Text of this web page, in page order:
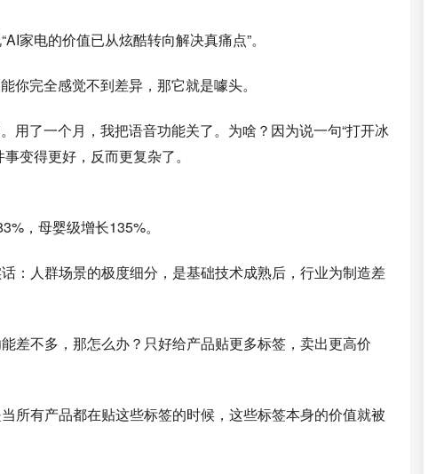
家电的价值已从炫酷转向解决真痛点”。
你完全感觉不到差异，那它就是噱头。
用了一个月，我把语音功能关了。为啥？因为说一句“打开冰
变得更好，反而更复杂了。
，母婴级增长135%。
：人群场景的极度细分，是基础技术成熟后，行业为制造差
差不多，那怎么办？只好给产品贴更多标签，卖出更高价
所有产品都在贴这些标签的时候，这些标签本身的价值就被